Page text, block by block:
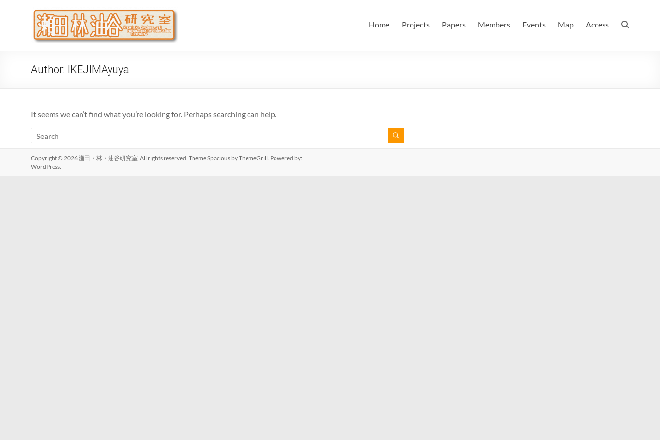
代システム科学域 知識情報システム学類 瀬田研究室
Home Projects Papers Members Events Map Access
Author: IKEJIMAyuya
It seems we can’t find what you’re looking for. Perhaps searching can help.
Copyright © 2026瀬田・林・油谷研究室. All rights reserved. ThemeSpacious by ThemeGrill. Powered by:
WordPress.